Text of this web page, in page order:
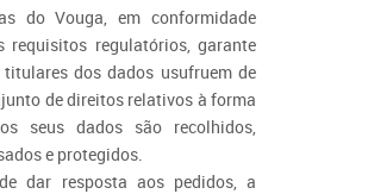
do Vouga, em conformidade
requisitos regulatórios, garante
dos dados usufruem de
de direitos relativos à forma
seus dados são recolhidos,
e protegidos.
dar resposta aos pedidos, a